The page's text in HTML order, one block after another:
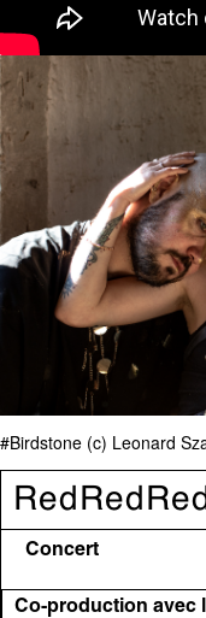
#Birdstone (c) Leonard
Concert
Co-production avec